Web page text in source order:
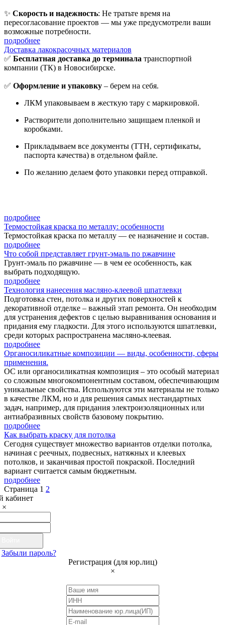
✨ Скорость и надежность: Не тратьте время на
пересогласование проектов — мы уже предусмотрели ваши
возможные потребности.
подробнее
Доставка лакокрасочных материалов
✅ Бесплатная доставка до терминала транспортной
компании (ТК) в Новосибирске.
✅ Оформление и упаковку – берем на себя.
ЛКМ упаковываем в жесткую тару с маркировкой.
Растворители дополнительно защищаем пленкой и
коробками.
Прикладываем все документы (ТТН, сертификаты,
паспорта качества) в отдельном файле.
По желанию делаем фото упаковки перед отправкой.
подробнее
Термостойкая краска по металлу: особенности
Термостойкая краска по металлу — ее назначение и состав.
подробнее
Что собой представляет грунт-эмаль по ржавчине
Грунт-эмаль по ржавчине — в чем ее особенность, как
выбрать подходящую.
подробнее
Технология нанесения масляно-клеевой шпатлевки
Подготовка стен, потолка и других поверхностей к
декоративной отделке – важный этап ремонта. Он необходим
для устранения дефектов с целью выравнивания основания и
придания ему гладкости. Для этого используются шпатлевки,
среди которых распространена масляно-клеевая.
подробнее
Органосиликатные композиции — виды, особенности, сферы
применения.
ОС или органосиликатная композиция – это особый материал
со сложным многокомпонентным составом, обеспечивающим
уникальные свойства. Используются эти материалы не только
в качестве ЛКМ, но и для решения самых нестандартных
задач, например, для придания электроизоляционных или
антиабразивных свойств базовому покрытию.
подробнее
Как выбрать краску для потолка
Сегодня существует множество вариантов отделки потолка,
начиная с реечных, подвесных, натяжных и клеевых
потолков, и заканчивая простой покраской. Последний
вариант считается самым бюджетным.
подробнее
Страница 1 2
кабинет
×
Забыли пароль?
Регистрация (для юр.лиц)
×